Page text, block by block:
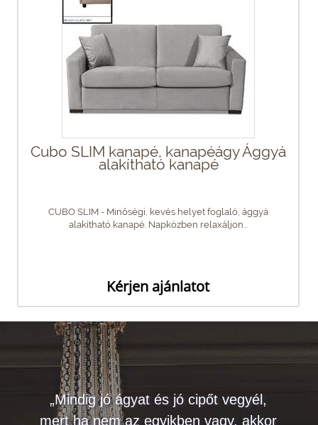
Cubo SLIM kanapé, kanapéágy Ággyá
alakítható kanapé
CUBO SLIM - Minőségi, kevés helyet foglaló, ággyá
alakítható kanapé. Napközben relaxáljon...
Kérjen ajánlatot
„Mindig jó ágyat és jó cipőt vegyél,
mert ha nem az egyikben vagy, akkor